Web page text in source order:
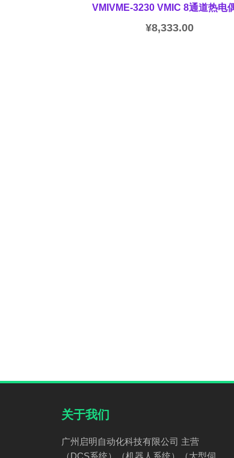
VMIVME-3230 VMIC 8通道热电
¥8,333.00
关于我们
广州启明自动化科技有限公司 主营